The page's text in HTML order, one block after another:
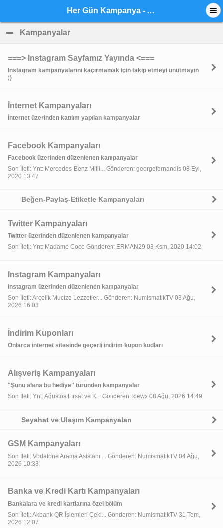
Her Gün Kampanya - Anasayfa
Kampanyalar
===> Instagram Sayfamız Yayında <===
Instagram kampanyalarını kaçırmamak için takip etmeyi unutmayın
;)
İnternet Kampanyaları
İnternet üzerinden katılım yapılan kampanyalar
Facebook Kampanyaları
Facebook üzerinden düzenlenen kampanyalar
Son İleti: Ynt: Mercedes-Benz Milli... Gönderen: georgefernandis 08 Eyl,
2020 13:47
Beğen-Paylaş-Etiketle Kampanyaları
Twitter Kampanyaları
Twitter üzerinden düzenlenen kampanyalar
Son İleti: Ynt: Madame Coco Gönderen: ERMAN29 03 Ksm, 2020 14:02
Instagram Kampanyaları
Instagram üzerinden düzenlenen kampanyalar
Son İleti: Arçelik Mucize Lezzetler... Gönderen: NumismatikTV 03 Ağu,
2026 16:03
İndirim Kuponları
Onlarca internet sitesinde geçerli indirim kupon kodları
Alışveriş Kampanyaları
"Şunu alana bu hediye" türünden kampanyalar
Son İleti: Ynt: Ağustos Fırsat ve K... Gönderen: klewx 08 Ağu, 2026 14:49
Seyahat ve Ulaşım Kampanyaları
GSM Kampanyaları
Son İleti: Vodafone Arama Asistanı ... Gönderen: NumismatikTV 04 Ağu,
2026 10:33
Banka ve Kredi Kartı Kampanyaları
Bankalara ve kredi kartlarına özel bölüm
Son İleti: Akbank QR İşlemleri Çeki... Gönderen: NumismatikTV 31 Tem,
2026 12:07